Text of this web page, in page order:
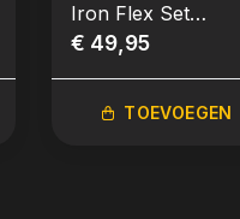
Iron Flex Set
(Gietijzer, set van 3,
€ 49,95
TOEVOEGEN